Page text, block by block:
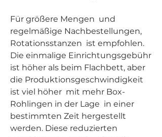
Für größere Mengen und
regelmäßige Nachbestellungen,
Rotationsstanzen ist empfohlen.
Die einmalige Einrichtungsgebühr
ist höher als beim Flachbett, aber
die Produktionsgeschwindigkeit
ist viel höher mit mehr Box-
Rohlingen in der Lage in einer
bestimmten Zeit hergestellt
werden. Diese reduzierten